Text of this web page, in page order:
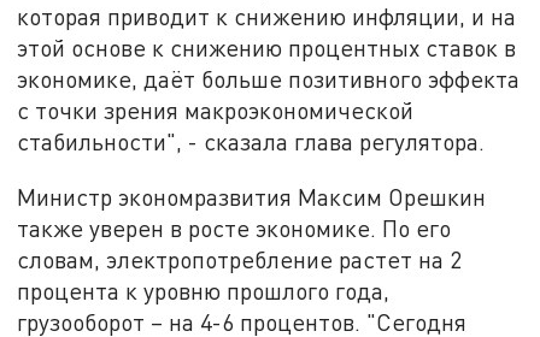
которая приводит к снижению инфляции, и на
этой основе к снижению процентных ставок в
экономике, даёт больше позитивного эффекта
с точки зрения макроэкономической
стабильности", - сказала глава регулятора.
Министр экономразвития Максим Орешкин
также уверен в росте экономике. По его
словам, электропотребление растет на 2
процента к уровню прошлого года,
грузооборот – на 4-6 процентов. "Сегодня